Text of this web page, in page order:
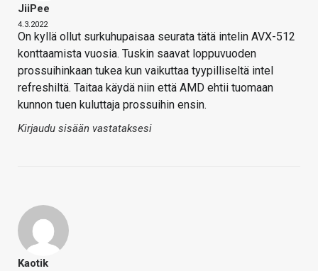
JiiPee
4.3.2022
On kyllä ollut surkuhupaisaa seurata tätä intelin AVX-512
konttaamista vuosia. Tuskin saavat loppuvuoden
prossuihinkaan tukea kun vaikuttaa tyypilliseltä intel
refreshiltä. Taitaa käydä niin että AMD ehtii tuomaan
kunnon tuen kuluttaja prossuihin ensin.
Kirjaudu sisään vastataksesi
Kaotik